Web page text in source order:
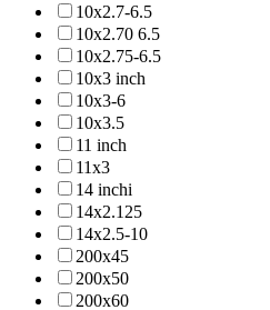
10x2.7-6.5
10x2.70 6.5
10x2.75-6.5
10x3 inch
10x3-6
10x3.5
11 inch
11x3
14 inchi
14x2.125
14x2.5-10
200x45
200x50
200x60